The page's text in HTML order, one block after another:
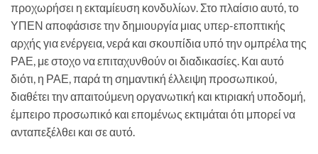
προχωρήσει η εκταμίευση κονδυλίων. Στο πλαίσιο αυτό, το
ΥΠΕΝ αποφάσισε την δημιουργία μιας υπερ-εποπτικής
αρχής για ενέργεια, νερά και σκουπίδια υπό την ομπρέλα της
ΡΑΕ, με στοχο να επιταχυνθούν οι διαδικασίες. Και αυτό
διότι, η ΡΑΕ, παρά τη σημαντική έλλειψη προσωπικού,
διαθέτει την απαιτούμενη οργανωτική και κτιριακή υποδομή,
έμπειρο προσωπικό και επομένως εκτιμάται ότι μπορεί να
ανταπεξέλθει και σε αυτό.